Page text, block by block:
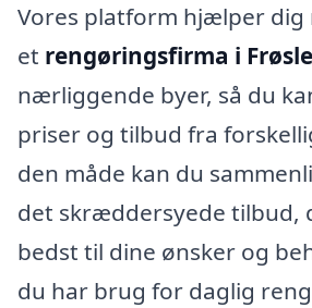
Vores platform hjælper dig
et rengøringsfirma i
nærliggende byer, så du
priser og tilbud fra
den måde kan du
det skræddersyede tilbud,
bedst til dine ønsker og
du har brug for daglig